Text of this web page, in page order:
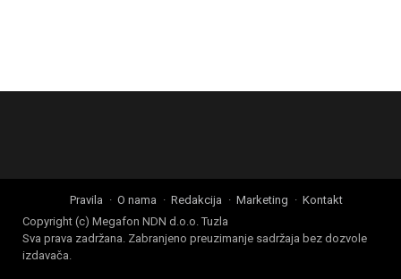
Pravila O nama Redakcija Marketing
Kontakt
Copyright (c) Megafon NDN d.o.o. Tuzla
Sva prava zadržana. Zabranjeno preuzimanje sadržaja bez dozvole
izdavača.